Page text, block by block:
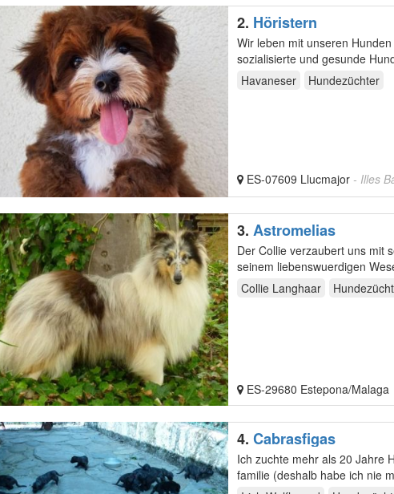
2. Höristern
Wir leben mit unseren Hunden auf der wundervollen Insel Mallorca!!!! Uns ist es sehr wichtig, gut
Havaneser
Hundezüchter
ES-07609 Llucmajor - Illes
3. Astromelias
Der Collie verzaubert uns mit
Collie Langhaar
ES-29680 Estepona/Malaga
4. Cabrasfigas
Ich zuchte mehr als 20 Jahre
familie (deshalb habe ich nie
Mehrere…